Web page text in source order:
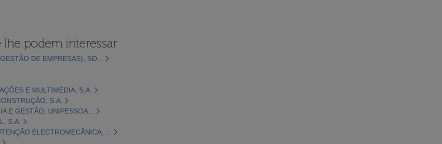
lhe podem interessar
DE EMPRESAS), SO...
E MULTIMÉDIA, S.A.
S.A.
E GESTÃO, UNIPESSOA...
S.A.
ELECTROMECÂNICA, ...